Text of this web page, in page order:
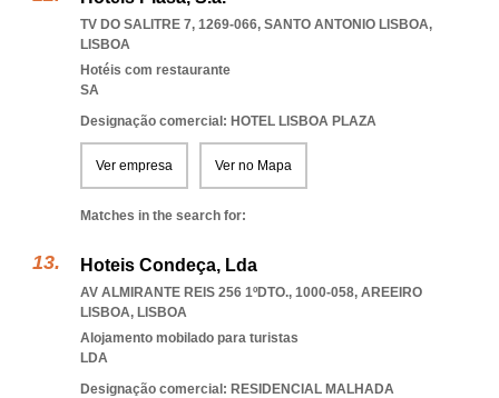
TV DO SALITRE 7, 1269-066, SANTO ANTONIO LISBOA,
LISBOA
Hotéis com restaurante
SA
Designação comercial: HOTEL LISBOA PLAZA
Ver empresa Ver no Mapa
Matches in the search for:
Hoteis Condeça, Lda
AV ALMIRANTE REIS 256 1ºDTO., 1000-058, AREEIRO
LISBOA, LISBOA
Alojamento mobilado para turistas
LDA
Designação comercial: RESIDENCIAL MALHADA